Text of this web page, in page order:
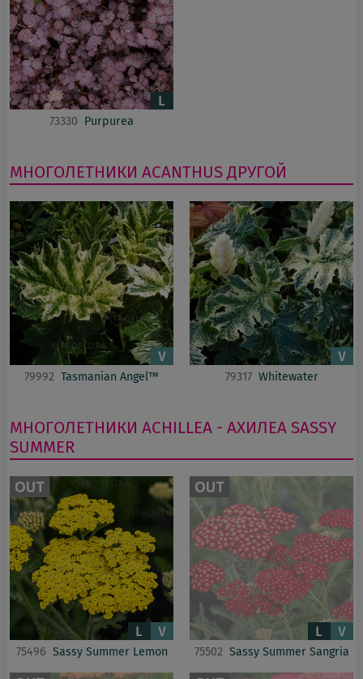
73330 Purpurea
МНОГОЛЕТНИКИ ACANTHUS ДРУГОЙ
79992 Tasmanian Angel™ 79317 Whitewater
МНОГОЛЕТНИКИ ACHILLEA - АХИЛЕА SASSY
SUMMER
75496 Sassy Summer Lemon 75502 Sassy Summer Sangria